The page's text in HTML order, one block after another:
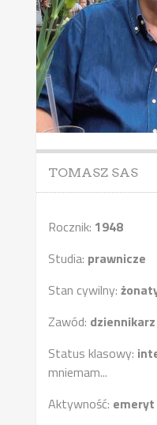
TOMASZ SAS
Rocznik: 1948
Studia: prawnicze
Stan cywilny:
Zawód: dziennikarz
Status klasowy:
mniemam...
Aktywność: